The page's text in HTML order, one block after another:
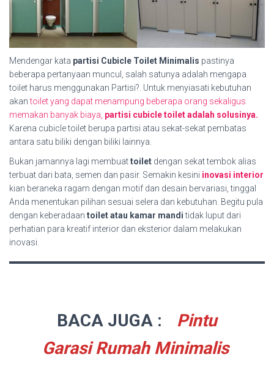
Mendengar kata partisi Cubicle Toilet Minimalis pastinya
beberapa pertanyaan muncul, salah satunya adalah mengapa
toilet harus menggunakan Partisi?. Untuk menyiasati kebutuhan
akantoilet yang dapat menampung beberapa orang sekaligus
memakan banyak biaya, partisi cubicle toilet adalah solusinya.
Karena cubicle toilet berupa partisi atau sekat-sekat pembatas
antara satu biliki dengan biliki lainnya.
Bukan jamannya lagi membuattoilet dengan sekat tembok alias
terbuat dari bata, semen dan pasir. Semakin kesini inovasi interior
kian beraneka ragam dengan motif dan desain bervariasi, tinggal
Anda menentukan pilihan sesuai selera dan kebutuhan. Begitu pula
dengan keberadaan toilet atau kamar manditidak luput dari
perhatian para kreatif interior dan eksterior dalam melakukan
inovasi.
BACA JUGA :
Pintu
Garasi Rumah Minimalis